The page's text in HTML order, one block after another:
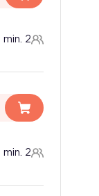
min. 2
min. 2